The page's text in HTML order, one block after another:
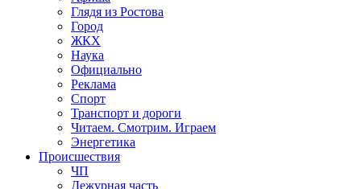
Глядя из Ростова
Город
ЖКХ
Наука
Официально
Реклама
Спорт
Транспорт и дороги
Читаем. Смотрим. Играем
Энергетика
Происшествия
ЧП
Дежурная часть